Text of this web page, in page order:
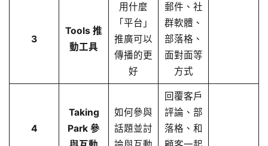
3
Tools 推
動工具
用什麼
「平台」
推廣可以
傳播的更
好
郵件、社
群軟體、
部落格、
面對面等
方式
4
Taking
Park 參
如何參與
話題並討
回覆客戶
評論、部
落格、和